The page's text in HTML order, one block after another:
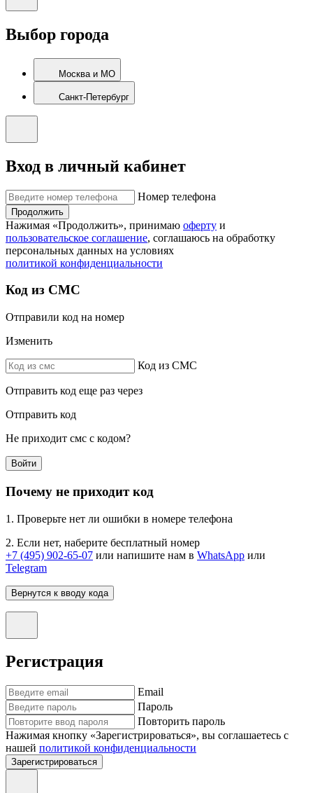
Выбор города
Москва и МО
Санкт-Петербург
Вход в личный кабинет
Номер телефона
Продолжить
Нажимая «Продолжить», принимаю оферту и
пользовательское соглашение, соглашаюсь на обработку
персональных данных на условиях
политикой конфиденциальности
Код из СМС
Отправили код на номер
Изменить
Код из СМС
Отправить код еще раз через
Отправить код
Не приходит смс с кодом?
Войти
Почему не приходит код
1. Проверьте нет ли ошибки в номере телефона
2. Если нет, наберите бесплатный номер
+7 (495) 902-65-07 или напишите нам в WhatsApp или
Telegram
Вернутся к вводу кода
Регистрация
Email
Пароль
Повторить пароль
Нажимая кнопку «Зарегистрироваться», вы соглашаетесь с
нашей политикой конфиденциальности
Зарегистрироваться